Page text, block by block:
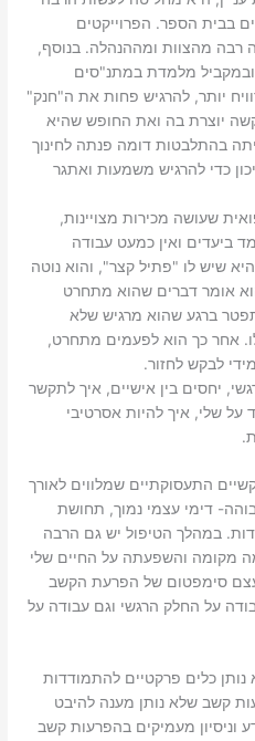
בבית הספר. הפרוייקטים
רבה מהצוות ומההנהלה. בנוסף,
מלמדת במתנ"סים
יותר, להרגיש פחות את ה"חנק"
יוצרת בה ואת החופש שהיא
בהתלבטות דומה פנתה לחינוך
כדי להרגיש משמעות ואתגר
שעושה מכירות מצויינות,
ביעדים ואין כמעט עבודה
שיש לו "פתיל קצר", והוא נוטה
אומר דברים שהוא מתחרט
ברגע שהוא מרגיש שלא
אחר כך הוא לפעמים מתחרט,
לבקש לחזור.
יחסים בין אישיים, איך לתקשר
על שלי, איך להיות אסרטיבי
התעסוקתיים שמלווים לאורך
דימי עצמי נמוך, תחושת
במהלך הטיפול יש גם הרבה
מקומה והשפעתה על החיים שלי
סימפטום של הפרעת הקשב
על החלק הרגשי וגם עבודה על
נותן כלים פרקטיים להתמודדות
קשב שלא נותן מענה להיבט
וניסיון מעמיקים בהפרעות קשב